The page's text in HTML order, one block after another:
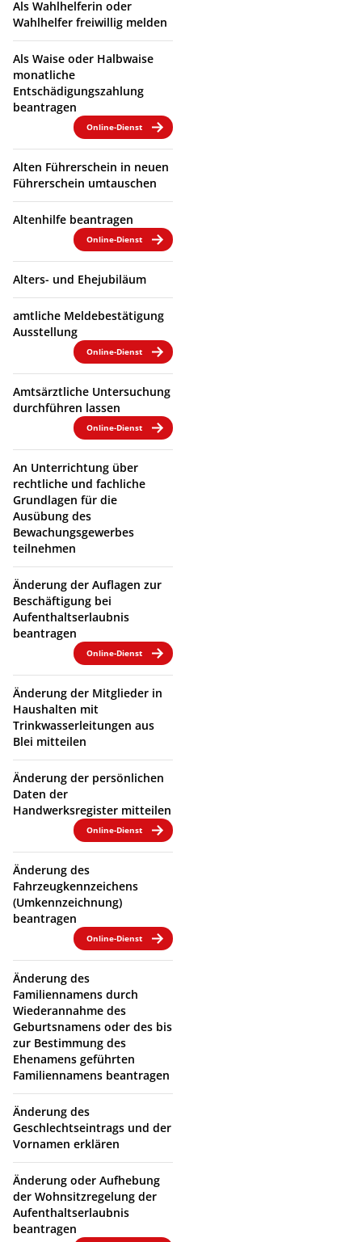
Als Wahlhelferin oder
Wahlhelfer freiwillig melden
Als Waise oder Halbwaise
monatliche
Entschädigungszahlung
beantragen
Online-Dienst
Alten Führerschein in neuen
Führerschein umtauschen
Altenhilfe beantragen
Online-Dienst
Alters- und Ehejubiläum
amtliche Meldebestätigung
Ausstellung
Online-Dienst
Amtsärztliche Untersuchung
durchführen lassen
Online-Dienst
An Unterrichtung über
rechtliche und fachliche
Grundlagen für die
Ausübung des
Bewachungsgewerbes
teilnehmen
Änderung der Auflagen zur
Beschäftigung bei
Aufenthaltserlaubnis
beantragen
Online-Dienst
Änderung der Mitglieder in
Haushalten mit
Trinkwasserleitungen aus
Blei mitteilen
Änderung der persönlichen
Daten der
Handwerksregister mitteilen
Online-Dienst
Änderung des
Fahrzeugkennzeichens
(Umkennzeichnung)
beantragen
Online-Dienst
Änderung des
Familiennamens durch
Wiederannahme des
Geburtsnamens oder des bis
zur Bestimmung des
Ehenamens geführten
Familiennamens beantragen
Änderung des
Geschlechtseintrags und der
Vornamen erklären
Änderung oder Aufhebung
der Wohnsitzregelung der
Aufenthaltserlaubnis
beantragen